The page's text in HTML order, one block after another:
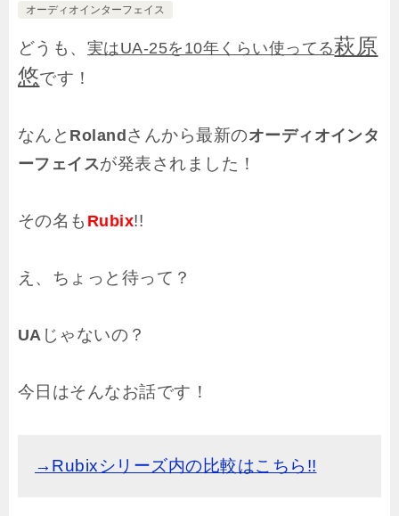
オーディオインターフェイス
どうも、 実はUA-25を10年くらい使ってる萩原
悠です！
なんと Roland さんから最新のオーディオインタ
ーフェイスが発表されました！
その名も Rubix!!
え、ちょっと待って？
UA じゃないの？
今日はそんなお話です！
→Rubixシリーズ内の比較はこちら!!